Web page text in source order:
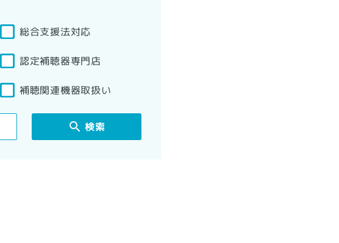
総合支援法対応
認定補聴器専門店
補聴関連機器取扱い
検索